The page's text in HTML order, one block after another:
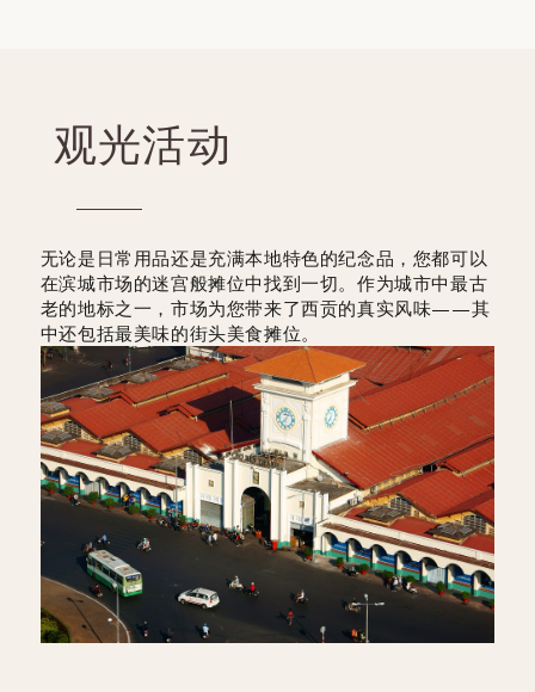
观光活动
无论是日常用品还是充满本地特色的纪念品，您都可以
在滨城市场的迷宫般摊位中找到一切。作为城市中最古
老的地标之一，市场为您带来了西贡的真实风味——其
中还包括最美味的街头美食摊位。